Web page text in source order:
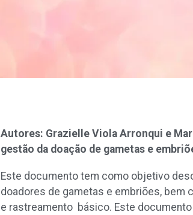
Autores: Grazielle Viola Arronqui e
gestão da doação de gametas e
Este documento tem como objetivo
doadores de gametas e embriões,
e rastreamento básico. Este